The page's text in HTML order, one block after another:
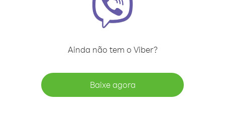
Ainda não tem o Viber?
Baixe agora